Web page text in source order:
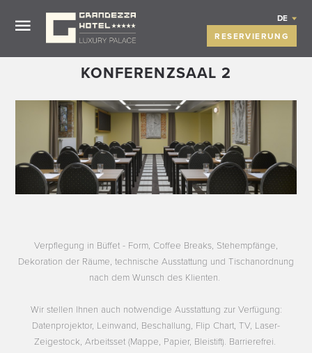
DE
RESERVIERUNG
KONFERENZSAAL 2
Verpflegung in Büffet - Form, Coffee Breaks, Stehempfänge,
Dekoration der Räume, technische Ausstattung und Tischanordnung
nach dem Wunsch des Klienten.
Wir stellen Ihnen auch notwendige Ausstattung zur Verfügung:
Datenprojektor, Leinwand, Beschallung, Flip Chart, TV, Laser-
Zeigestock, Arbeitsset (Mappe, Papier, Bleistift). Barrierefrei.